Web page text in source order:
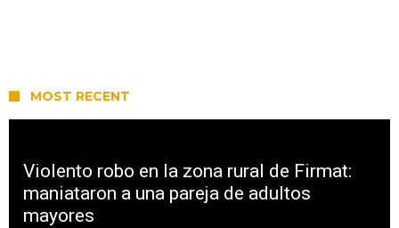
MOST RECENT
Violento robo en la zona rural de Firmat:
maniataron a una pareja de adultos
mayores